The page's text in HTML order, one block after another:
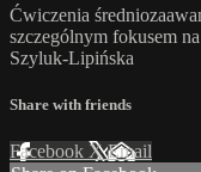
Ćwiczenia
szczególnym fokusem
Szyluk-Lipińska
Share with friends
Facebook XEmail